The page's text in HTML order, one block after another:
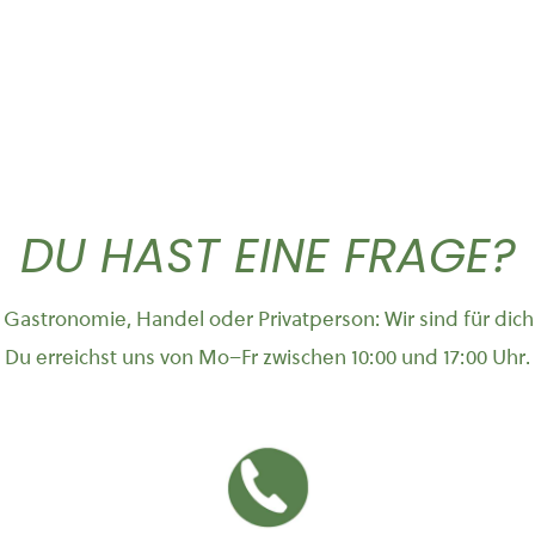
DU HAST EINE FRAGE?
Handel oder Privatperson: Wir sind für
Du erreichst uns von Mo–Fr zwischen 10:00 und 17:00 Uhr.